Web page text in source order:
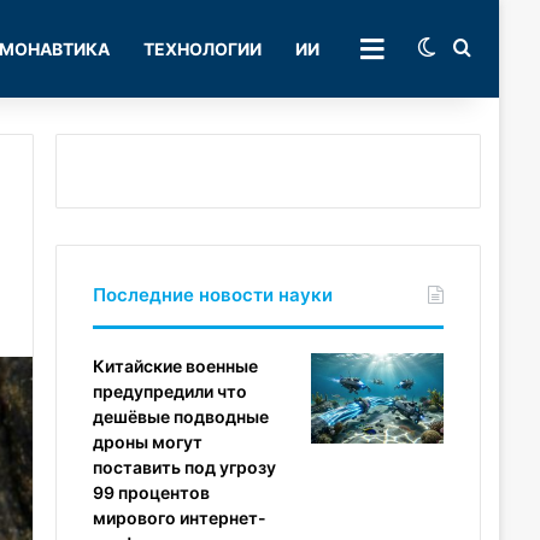
ТЕХНОЛОГИИ ИИ РУБРИКИSwitch skin
Последние новости науки
Китайские военные
предупредили что
дешёвые подводные
дроны могут
поставить под угрозу
99 процентов
мирового интернет-